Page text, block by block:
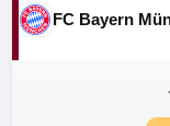
FC Bayern